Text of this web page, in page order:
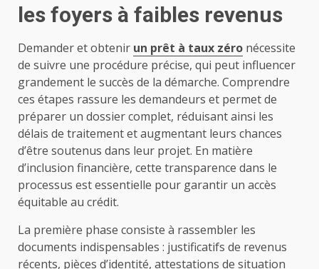
les foyers à faibles revenus
Demander et obtenir un prêt à taux zéro nécessite
de suivre une procédure précise, qui peut influencer
grandement le succès de la démarche. Comprendre
ces étapes rassure les demandeurs et permet de
préparer un dossier complet, réduisant ainsi les
délais de traitement et augmentant leurs chances
d’être soutenus dans leur projet. En matière
d’inclusion financière, cette transparence dans le
processus est essentielle pour garantir un accès
équitable au crédit.
La première phase consiste à rassembler les
documents indispensables : justificatifs de revenus
récents, pièces d’identité, attestations de situation